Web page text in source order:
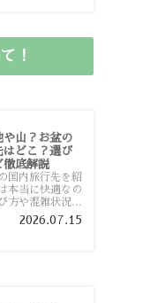
！
や山？お盆の
はどこ？選び
徹底解説
国内旅行先を紹
本当に快適なの
方や混雑状況、
雑を避けやすい
まで旅行前に役
2026.07.15